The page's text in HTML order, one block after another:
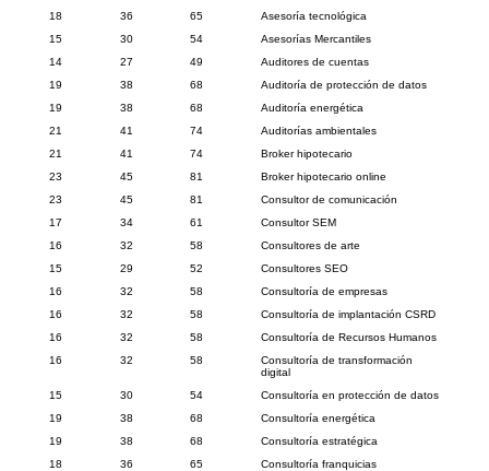
18
36 65
Asesoría tecnológica
15
30 54
Asesorías Mercantiles
14
27 49
Auditores de cuentas
19
38 68
Auditoría de protección de datos
19
38 68
Auditoría energética
21
41 74
Auditorías ambientales
21
41 74
Broker hipotecario
23
45 81
Broker hipotecario online
23
45 81
Consultor de comunicación
17
34 61
Consultor SEM
16
32 58
Consultores de arte
15
29 52
Consultores SEO
16
32 58
Consultoría de empresas
16
32 58
Consultoría de implantación CSRD
16
32 58
Consultoría de Recursos Humanos
16
32 58
Consultoría de transformación
digital
15
30 54
Consultoría en protección de datos
19
38 68
Consultoría energética
19
38 68
Consultoría estratégica
18
36 65
Consultoría franquicias